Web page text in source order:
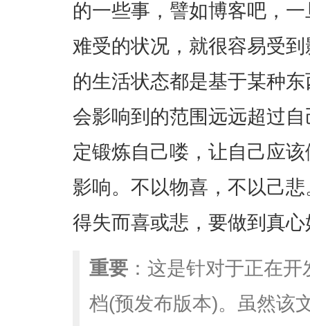
的一些事，譬如博客吧，
难受的状况，就很容易受
的生活状态都是基于某种
会影响到的范围远远超过
定锻炼自己喽，让自己应
影响。不以物喜，不以己
得失而喜或悲，要做到真
重要 ：这是针对于正在
档(预发布版本)。虽然该